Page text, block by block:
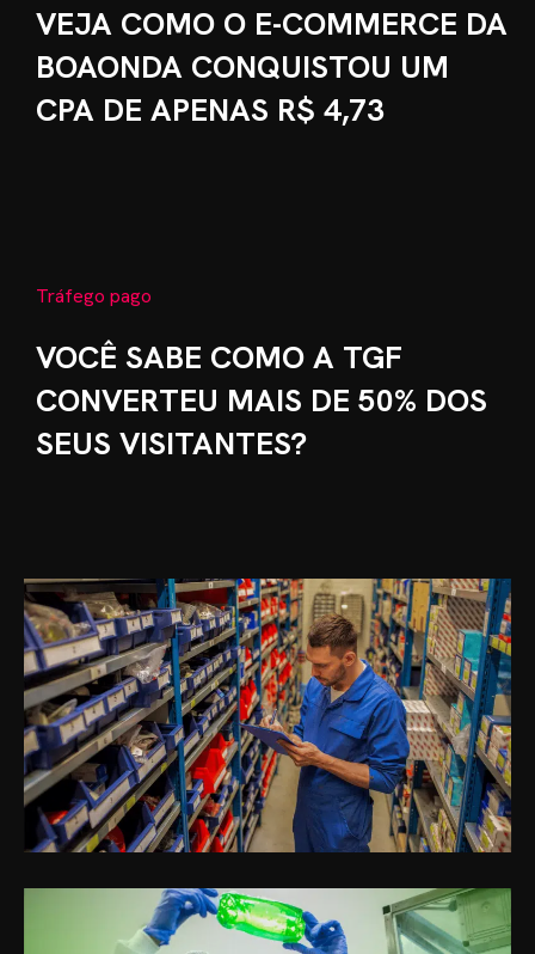
MIM
VEJA COMO O E-COMMERCE DA
BOAONDA CONQUISTOU UM
CPA DE APENAS R$ 4,73
Tráfego pago
VOCÊ SABE COMO A TGF
CONVERTEU MAIS DE 50% DOS
SEUS VISITANTES?